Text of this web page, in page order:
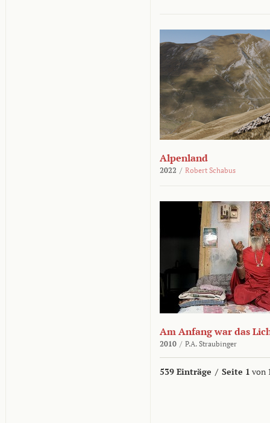
Alpenland
2022 / Robert Schabus
Am Anfang war das
2010 / P.A. Straubinger
539 Einträge / Seite 1 von